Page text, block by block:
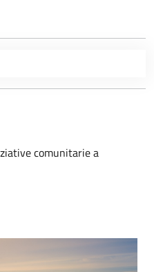
comunitarie a